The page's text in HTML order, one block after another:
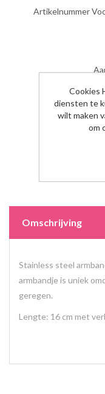
Artikelnummer
Omschrijving
Stainless steel
armbandje is uniek
geregen.
Lengte: 16 cm met
Cookies
diensten te
wilt maken
om